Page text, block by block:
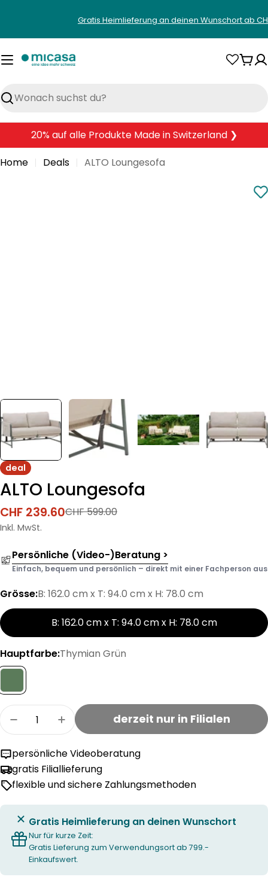
springen
Gratis Heimlieferung an deinen Wunschort ab
Suchen
20% auf alle Produkte Made in Switzerland ❯
Home
Deals ALTO Loungesofa
deal
ALTO Loungesofa
Verkaufspreis
CHF 239.60
Regulärer
Preis
CHF 599.00
Inkl. MwSt.
Persönliche (Video-)Beratung >
Einfach, bequem und persönlich – direkt mit einer Fachperson aus
Grösse:B: 162.0 cm x T: 94.0 cm x H: 78.0 cm
B: 162.0 cm x T: 94.0 cm x H: 78.0 cm
Hauptfarbe:Thymian Grün
Menge
Menge für ALTO Loungesofa verringern
Menge für ALTO Loungesofa erhöhen
derzeit nur in Filialen
persönliche Videoberatung
gratis Filiallieferung
flexible und sichere Zahlungsmethoden
Gratis Heimlieferung an deinen Wunschort
Nur für kurze Zeit:
Gratis Lieferung zum Verwendungsort ab 799.-
Einkaufswert.